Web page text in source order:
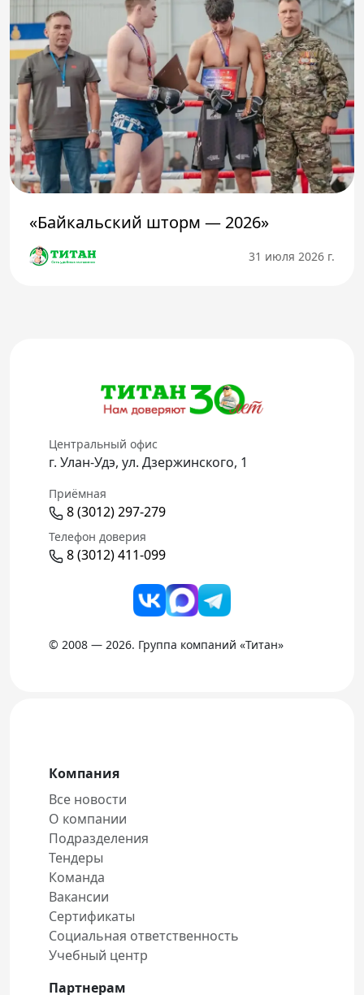
«Байкальский шторм — 2026»
31 июля 2026 г.
Центральный офис
г. Улан-Удэ, ул. Дзержинского, 1
Приёмная
8 (3012) 297-279
Телефон доверия
8 (3012) 411-099
© 2008 — 2026. Группа компаний «Титан»
Компания
Все новости
О компании
Подразделения
Тендеры
Команда
Вакансии
Сертификаты
Социальная ответственность
Учебный центр
Партнерам